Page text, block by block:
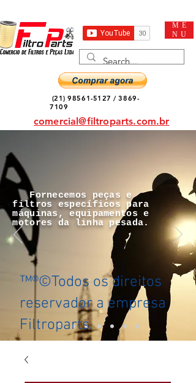
ME
NU
(21) 98561-5127 /3869-
7109
comercial@filtroparts.com.br
Fornecemos peças e
filtros específicos para
máquinas, equipamentos e
motores da linha pesada.
™®©Todos os direitos
reservador a empresa
Filtroparts.